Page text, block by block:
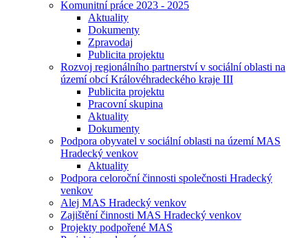
Komunitní práce 2023 - 2025
Aktuality
Dokumenty
Zpravodaj
Publicita projektu
Rozvoj regionálního partnerství v sociální oblasti na
území obcí Královéhradeckého kraje III
Publicita projektu
Pracovní skupina
Aktuality
Dokumenty
Podpora obyvatel v sociální oblasti na území MAS
Hradecký venkov
Aktuality
Podpora celoroční činnosti společnosti Hradecký
venkov
Alej MAS Hradecký venkov
Zajištění činnosti MAS Hradecký venkov
Projekty podpořené MAS